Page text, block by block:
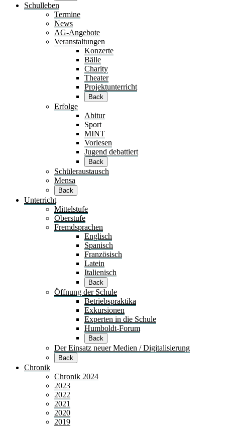
Schulleben
Termine
News
AG-Angebote
Veranstaltungen
Konzerte
Bälle
Charity
Theater
Projektunterricht
Back
Erfolge
Abitur
Sport
MINT
Vorlesen
Jugend debattiert
Back
Schüleraustausch
Mensa
Back
Unterricht
Mittelstufe
Oberstufe
Fremdsprachen
Englisch
Spanisch
Französisch
Latein
Italienisch
Back
Öffnung der Schule
Betriebspraktika
Exkursionen
Experten in die Schule
Humboldt-Forum
Back
Der Einsatz neuer Medien / Digitalisierung
Back
Chronik
Chronik 2024
2023
2022
2021
2020
2019